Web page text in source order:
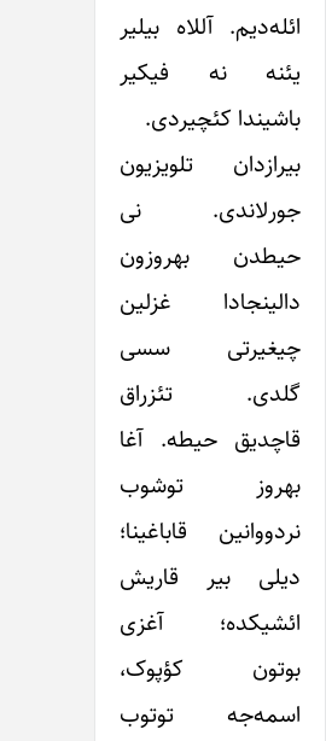
ائله‌دیم. آللاه بیلیر
یئنه نه فیکیر
باشیندا‌ کئچیردی.
بیرازدان تلویزیون
جورلاندی. نی
حیطدن بهروزون
دالینجادا غزلین
چیغیرتی سسی
گلدی. تئزراق
قاچدیق حیطه. آغا
بهروز توشوب
نردووانین قاباغینا؛
دیلی بیر قاریش
ائشیکده؛ آغزی
بوتون ‌کؤپوک،
اسمه‌جه توتوب